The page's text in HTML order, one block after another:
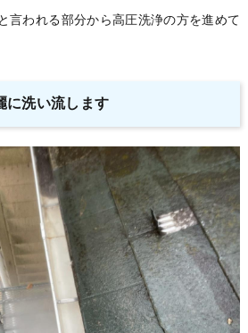
言われる部分から高圧洗浄の方を進めて
洗い流します